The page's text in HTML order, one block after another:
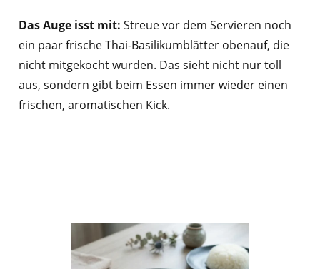
Das Auge isst mit: Streue vor dem Servieren noch
ein paar frische Thai-Basilikumblätter obenauf, die
nicht mitgekocht wurden. Das sieht nicht nur toll
aus, sondern gibt beim Essen immer wieder einen
frischen, aromatischen Kick.